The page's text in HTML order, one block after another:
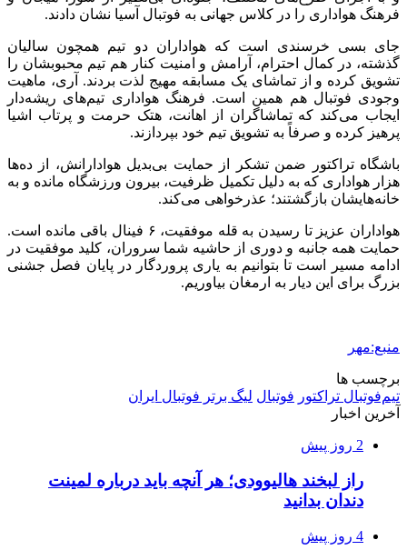
فرهنگ هواداری را در کلاس جهانی به فوتبال آسیا نشان دادند.
جای بسی خرسندی است که هواداران دو تیم همچون سالیان
گذشته، در کمال احترام، آرامش و امنیت کنار هم تیم محبوبشان را
تشویق کرده و از تماشای یک مسابقه مهیج لذت بردند. آری، ماهیت
وجودی فوتبال هم همین است. فرهنگ هواداری تیم‌های ریشه‌دار
ایجاب می‌کند که تماشاگران از اهانت، هتک حرمت و پرتاب اشیا
پرهیز کرده و صرفاً به تشویق تیم خود بپردازند.
باشگاه تراکتور ضمن تشکر از حمایت بی‌بدیل هوادارانش، از ده‌ها
هزار هواداری که به دلیل تکمیل ظرفیت، بیرون ورزشگاه مانده و به
خانه‌هایشان بازگشتند؛ عذرخواهی می‌کند.
هواداران عزیز تا رسیدن به قله موفقیت، ۶ فینال باقی مانده است.
حمایت همه جانبه و دوری از حاشیه شما سروران، کلید موفقیت در
ادامه مسیر است تا بتوانیم به یاری پروردگار در پایان فصل جشنی
بزرگ برای این دیار به ارمغان بیاوریم.
منبع:مهر
برچسب ها
تیم‌فوتبال تراکتور فوتبال لیگ برتر فوتبال ایران
آخرین اخبار
2 روز پیش
راز لبخند هالیوودی؛ هر آنچه باید درباره لمینت
دندان بدانید
4 روز پیش